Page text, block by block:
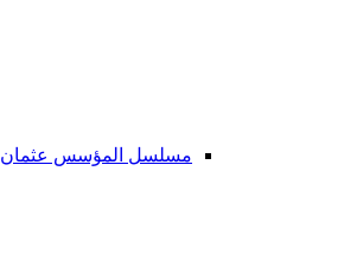
مسلسل المؤسس عثمان